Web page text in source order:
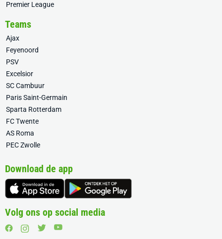
Premier League
Teams
Ajax
Feyenoord
PSV
Excelsior
SC Cambuur
Paris Saint-Germain
Sparta Rotterdam
FC Twente
AS Roma
PEC Zwolle
Download de app
Volg ons op social media